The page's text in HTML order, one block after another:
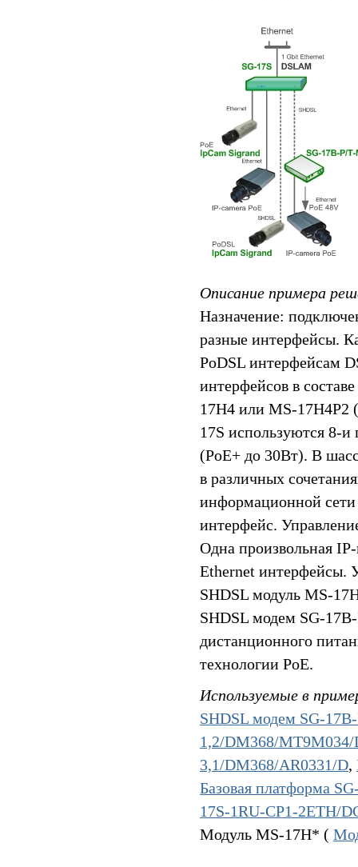
Описание примера
Назначение:
разные интерфейсы.
PoDSL интерфейсам
интерфейсов в
17H4 или MS-17H4P2
17S используются 8-
(PoE+ до 30Вт). В
в различных
информационной
интерфейс.
Одна произвольная
Ethernet интерфейсы.
SHDSL модуль MS-
SHDSL модем SG-
дистанционного
технологии PoE.
Используемые в
SHDSL модем SG-
1,2/DM368/MT9M034/
3,1/DM368/AR0331/D,
Базовая платформа
17S-1RU-CP1-2ETH/
Модуль MS-17H* (